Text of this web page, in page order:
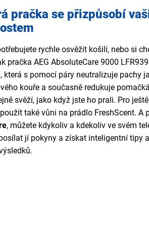
pračka se přizpůsobí
rychle osvěžit košili, nebo si
pračka AEG AbsoluteCare 9000
, která s pomocí páry neutralizuje pachy
kouře a současně redukuje
svěží, jako když jste ho prali. Pro
také vůni na prádlo FreshScent. A
, můžete kdykoliv a kdekoliv ve svém
jí pokyny a získat inteligentní tipy